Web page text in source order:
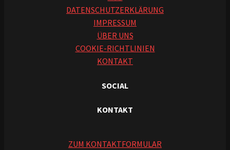
DATENSCHUTZERKLÄRUNG
IMPRESSUM
ÜBER UNS
COOKIE-RICHTLINIEN
KONTAKT
SOCIAL
KONTAKT
ZUM KONTAKTFORMULAR